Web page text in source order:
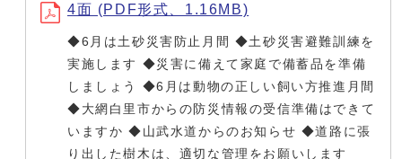
4面 (PDF形式、1.16MB)
◆6月は土砂災害防止月間 ◆土砂災害避難訓練を
実施します ◆災害に備えて家庭で備蓄品を準備
しましょう ◆6月は動物の正しい飼い方推進月間
◆大網白里市からの防災情報の受信準備はできて
いますか ◆山武水道からのお知らせ ◆道路に張
り出した樹木は、適切な管理をお願いします